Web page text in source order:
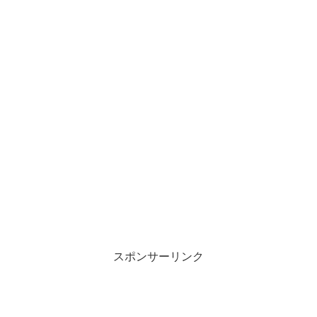
スポンサーリンク